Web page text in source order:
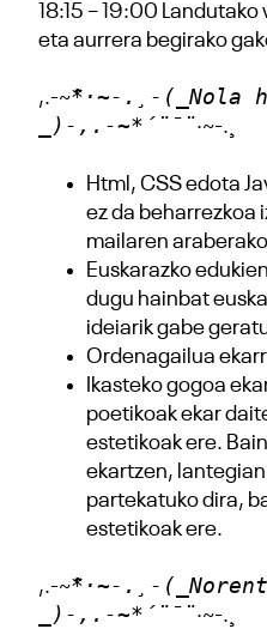
18:15 – 19:00
eta aurrera begirako
,.-~*·~-.¸-(_Nola
_)-,.-~*´¨¯¨·~-.¸
Html, CSS edota
ez da beharrezkoa
mailaren
Euskarazko
dugu hainbat
ideiarik gabe
Ordenagailua
Ikasteko gogoa
poetikoak ekar
estetikoak ere.
ekartzen,
partekatuko dira,
estetikoak ere.
,.-~*·~-.¸-
_)-,.-~*´¨¯¨·~-.¸